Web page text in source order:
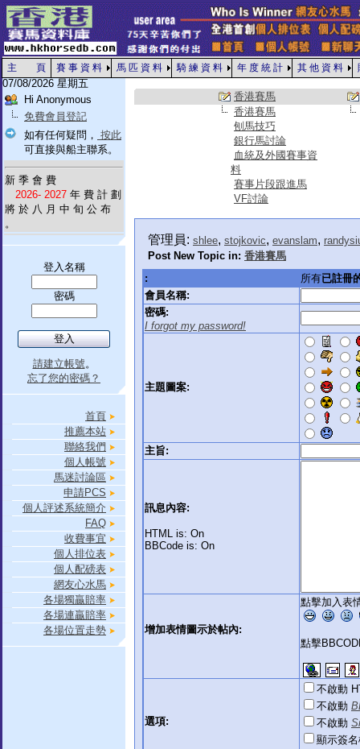
主 頁 賽 事 資 料 馬 匹 資 料 騎 練 資 料 年 度 統 計 其 他 資 料
07/08/2026 星期五
Hi Anonymous
免費會員登記
如有任何疑問， 按此
可直接與船主聯系。
新 季 會 費
2026- 2027 年 費 計 劃
將 於 八 月 中 旬 公 布
。
登入名稱
密碼
請建立帳號。
忘了您的密碼？
首頁
推薦本站
聯絡我們
個人帳號
馬迷討論區
申請PCS
個人評述系統簡介
FAQ
收費事宜
個人排位表
個人配磅表
網友心水馬
各場獨贏賠率
各場連贏賠率
各場位置走勢
香港賽馬
香港賽馬
刨馬技巧
銀行馬討論
血統及外國賽事資
料
賽事片段跟進馬
VF討論
管理員: shlee, stojkovic, evanslam,
Post New Topic in: 香港賽馬
:
所有已註冊
會員名稱:
密碼:
I forgot my password!
主題圖案:
主旨:
訊息內容:
HTML is: On
BBCode is: On
增加表情圖示於帖內:
點擊加入表
點擊
選項:
不啟動
不啟動
不啟動
顯示簽